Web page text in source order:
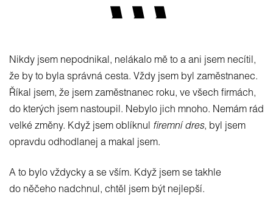
Nikdy jsem nepodnikal, nelákalo mě to a ani jsem necítil,
že by to byla správná cesta. Vždy jsem byl zaměstnanec.
Říkal jsem, že jsem zaměstnanec roku, ve všech firmách,
do kterých jsem nastoupil. Nebylo jich mnoho. Nemám rád
velké změny. Když jsem oblíknul firemní dres, byl jsem
opravdu odhodlanej a makal jsem.
A to bylo vždycky a se vším. Když jsem se takhle
do něčeho nadchnul, chtěl jsem být nejlepší.